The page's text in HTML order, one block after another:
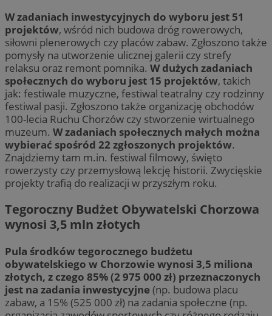
W zadaniach inwestycyjnych do wyboru jest 51
projektów, wśród nich budowa dróg rowerowych,
siłowni plenerowych czy placów zabaw. Zgłoszono także
pomysły na utworzenie ulicznej galerii czy strefy
relaksu oraz remont pomnika. W dużych zadaniach
społecznych do wyboru jest 15 projektów, takich
jak: festiwale muzyczne, festiwal teatralny czy rodzinny
festiwal pasji. Zgłoszono także organizację obchodów
100-lecia Ruchu Chorzów czy stworzenie wirtualnego
muzeum. W zadaniach społecznych małych można
wybierać spośród 22 zgłoszonych projektów.
Znajdziemy tam m.in. festiwal filmowy, święto
rowerzysty czy przemysłową lekcję historii. Zwycięskie
projekty trafią do realizacji w przyszłym roku.
Tegoroczny Budżet Obywatelski Chorzowa
wynosi 3,5 mln złotych
Pula środków tegorocznego budżetu
obywatelskiego w Chorzowie wynosi 3,5 miliona
złotych, z czego 85% (2 975 000 zł) przeznaczonych
jest na zadania inwestycyjne(np. budowa placu
zabaw, a 15% (525 000 zł) na zadania społeczne (np.